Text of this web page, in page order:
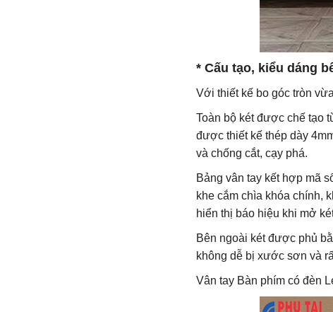
* Cấu tạo, kiểu dáng
Với thiết kế bo góc tròn
Toàn bộ két được chế tạo
được thiết kế thép dày
và chống cắt, cạy phá.
Bảng vân tay kết hợp mã
khe cắm chìa khóa chính,
hiển thị báo hiệu khi mở
Bên ngoài két được phủ
không dễ bị xước sơn và
Vân tay Bàn phím có đèn